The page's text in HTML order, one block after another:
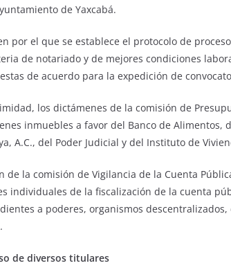
de Yaxcabá.
por el que se establece el protocolo de
de notariado y de mejores condiciones
de acuerdo para la expedición de
los dictámenes de la comisión de
inmuebles a favor del Banco de Alimentos,
A.C., del Poder Judicial y del Instituto de
de la comisión de Vigilancia de la Cuenta
individuales de la fiscalización de la cuenta
a poderes, organismos
de diversos titulares